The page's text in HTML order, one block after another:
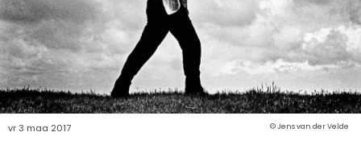
© Jens van der Velde
vr 3 maa 2017